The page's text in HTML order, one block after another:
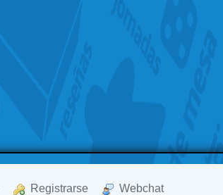
Registrarse Webchat